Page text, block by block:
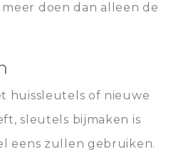
doen dan alleen de
huissleutels of nieuwe
sleutels bijmaken is
eens zullen gebruiken.